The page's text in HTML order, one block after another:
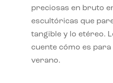
preciosas en bruto
escultóricas que
tangible y lo etéreo.
cuente cómo es para
verano.